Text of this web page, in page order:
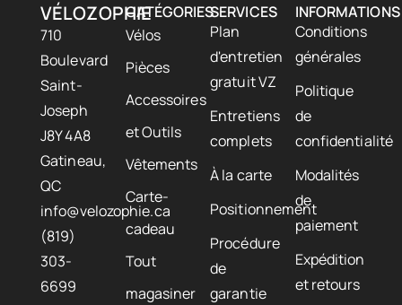
VÉLOZOPHIE
710
Boulevard
Saint-
Joseph
J8Y 4A8
Gatineau,
QC
info@velozophie.ca
(819)
303-
6699
CATÉGORIES
Vélos
Pièces
Accessoires
et Outils
Vêtements
Carte-
cadeau
Tout
magasiner
SERVICES
Plan
d'entretien
gratuit VZ
Entretiens
complets
À la carte
Positionnement
Procédure
de
garantie
INFORMATIONS
Conditions
générales
Politique
de
confidentialité
Modalités
de
paiement
Expédition
et retours